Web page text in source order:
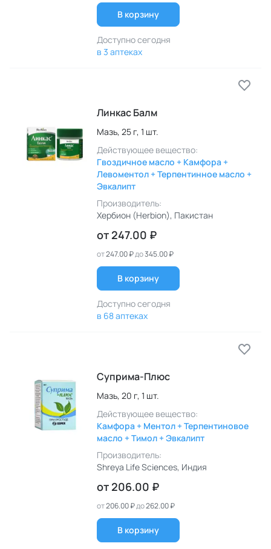
В корзину
Доступно сегодня
в 3 аптеках
Линкас Балм
Мазь, 25 г, 1 шт.
Действующее вещество:
Гвоздичное масло + Камфора +
Левоментол + Терпентинное масло +
Эвкалипт
Производитель:
Хербион (Herbion), Пакистан
от 247.00 ₽
от247.00 ₽до345.00 ₽
В корзину
Доступно сегодня
в 68 аптеках
Суприма-Плюс
Мазь, 20 г, 1 шт.
Действующее вещество:
Камфора + Ментол + Терпентиновое
масло + Тимол + Эвкалипт
Производитель:
Shreya Life Sciences, Индия
от 206.00 ₽
от206.00 ₽до262.00 ₽
В корзину